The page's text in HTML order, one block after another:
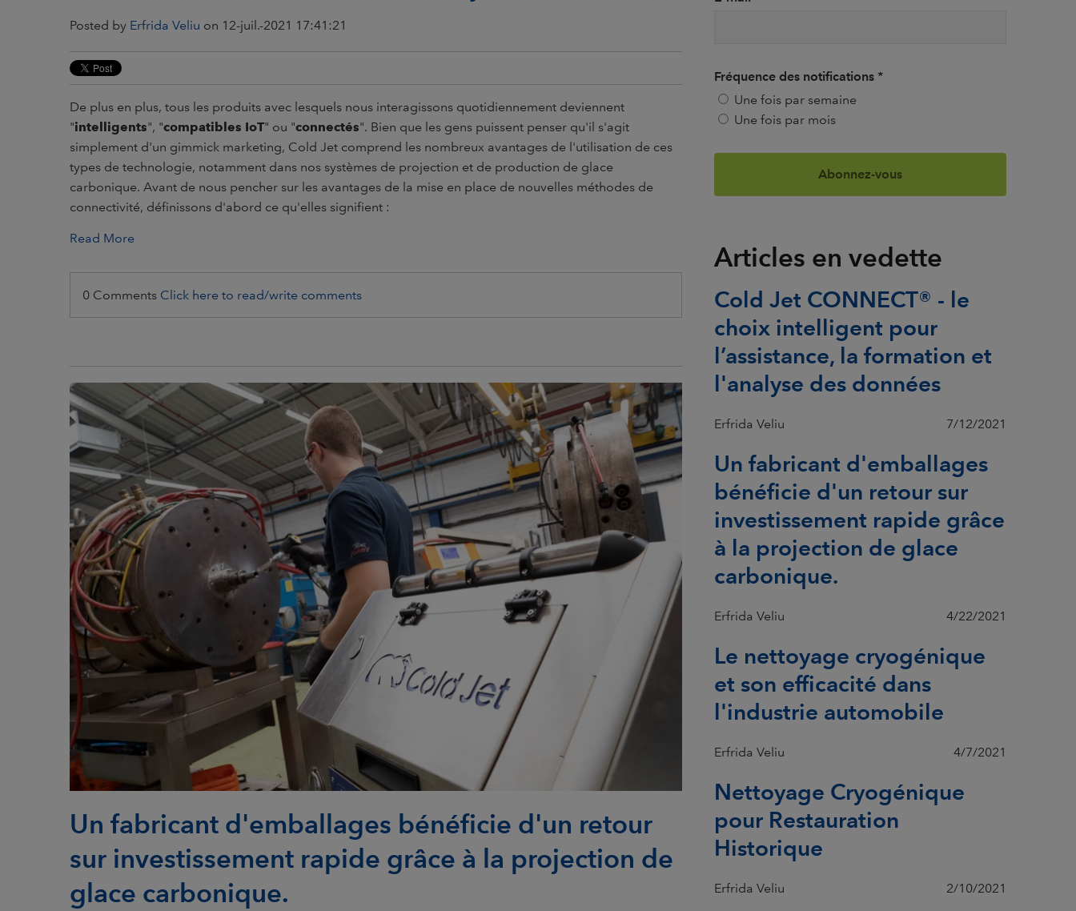
Posted by Erfrida Veliu on 12-juil.-2021 17:41:21
De plus en plus, tous les produits avec lesquels nous interagissons quotidiennement deviennent
"intelligents", "compatibles IoT" ou "connectés". Bien que les gens puissent penser qu'il s'agit
simplement d'un gimmick marketing, Cold Jet comprend les nombreux avantages de l'utilisation de ces
types de technologie, notamment dans nos systèmes de projection et de production de glace
carbonique. Avant de nous pencher sur les avantages de la mise en place de nouvelles méthodes de
connectivité, définissons d'abord ce qu'elles signifient :
Read More
0 Comments Click here to read/write comments
Un fabricant d'emballages bénéficie d'un retour
sur investissement rapide grâce à la projection de
glace carbonique.
Fréquence des notifications *
Une fois par semaine
Une fois par mois
Articles en vedette
Cold Jet CONNECT® - le
choix intelligent pour
l’assistance, la formation et
l'analyse des données
Erfrida Veliu 7/12/2021
Un fabricant d'emballages
bénéficie d'un retour sur
investissement rapide grâce
à la projection de glace
carbonique.
Erfrida Veliu 4/22/2021
Le nettoyage cryogénique
et son efficacité dans
l'industrie automobile
Erfrida Veliu 4/7/2021
Nettoyage Cryogénique
pour Restauration
Historique
Erfrida Veliu 2/10/2021